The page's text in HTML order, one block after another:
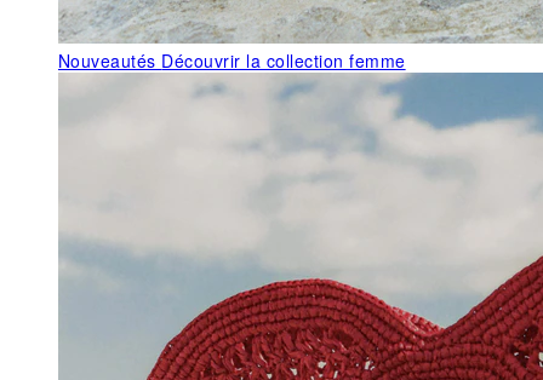
Nouveautés Découvrir la collection femme